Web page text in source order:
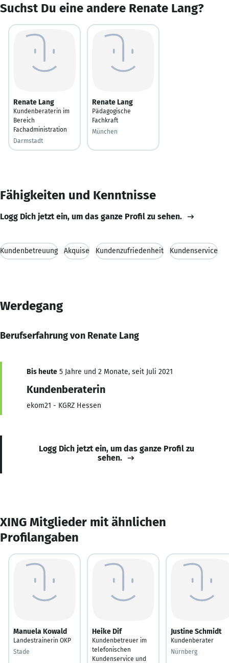
Suchst Du eine andere Renate Lang?
Renate Lang
Kundenberaterin im
Bereich
Fachadministration
Darmstadt
Renate Lang
Pädagogische
Fachkraft
München
Fähigkeiten und Kenntnisse
Logg Dich jetzt ein, um das ganze Profil zu sehen.
Kundenbetreuung Akquise Kundenzufriedenheit Kundenservice
Werdegang
Berufserfahrung von Renate Lang
Bis heute 5 Jahre und 2 Monate, seit Juli 2021
Kundenberaterin
ekom21 - KGRZ Hessen
Logg Dich jetzt ein, um das ganze Profil zu
sehen.
XING Mitglieder mit ähnlichen
Profilangaben
Manuela Kowald
Landestrainerin OKP
Stade
Heike Dif
Kundenbetreuer im
telefonischen
Kundenservice und
Justine Schmidt
Kundenberater
Nürnberg